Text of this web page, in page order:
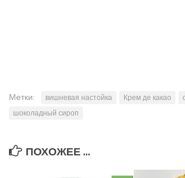
Метки: вишневая настойка Крем де какао
шоколадный сироп
ПОХОЖЕЕ ...